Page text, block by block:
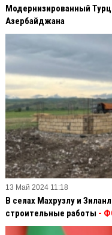
Модернизированный
Азербайджана
13 Май 2024 11:18
В селах Махрузлу и
строительные работы -